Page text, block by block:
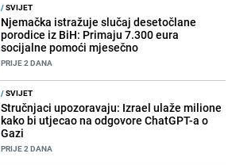
/SVIJET
Njemačka istražuje slučaj desetočlane
porodice iz BiH: Primaju 7.300 eura
socijalne pomoći mjesečno
PRIJE 2 DANA
/SVIJET
Stručnjaci upozoravaju: Izrael ulaže milione
kako bi utjecao na odgovore ChatGPT-a o
Gazi
PRIJE 2 DANA